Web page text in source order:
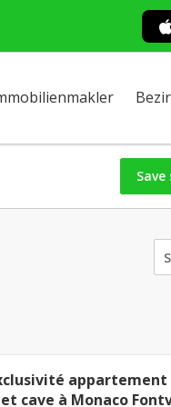
Save
appartement
cave à Monaco